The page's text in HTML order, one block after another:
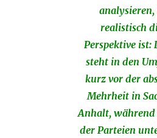
realistisch
Perspektive ist:
steht in den
kurz vor der
Mehrheit in
Anhalt, während
der Parteien